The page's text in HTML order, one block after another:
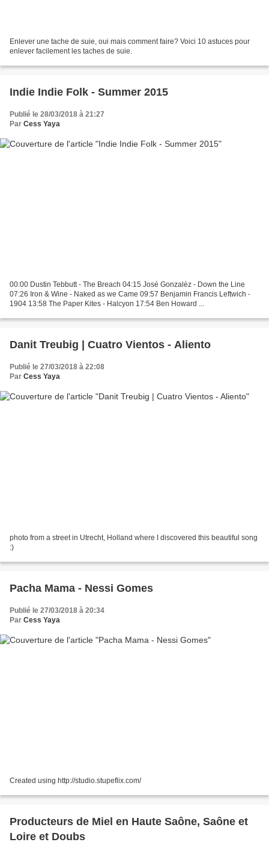
Enlever une tache de suie, oui mais comment faire? Voici 10 astuces pour
enlever facilement les taches de suie.
Indie Indie Folk - Summer 2015
Publié le 28/03/2018 à 21:27
Par Cess Yaya
00:00 Dustin Tebbutt - The Breach 04:15 José Gonzalèz - Down the Line
07:26 Iron & Wine - Naked as we Came 09:57 Benjamin Francis Leftwich -
1904 13:58 The Paper Kites - Halcyon 17:54 Ben Howard ...
Danit Treubig | Cuatro Vientos - Aliento
Publié le 27/03/2018 à 22:08
Par Cess Yaya
photo from a street in Utrecht, Holland where I discovered this beautiful song
:)
Pacha Mama - Nessi Gomes
Publié le 27/03/2018 à 20:34
Par Cess Yaya
Created using http://studio.stupeflix.com/
Producteurs de Miel en Haute Saône, Saône et
Loire et Doubs